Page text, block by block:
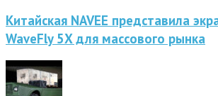
Китайская NAVEE представила
WaveFly 5X для массового рынка